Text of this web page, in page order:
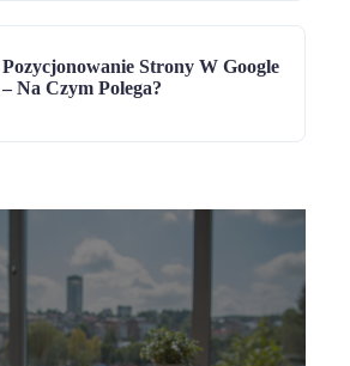
Pozycjonowanie Strony W Google
– Na Czym Polega?